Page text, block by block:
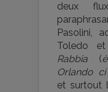
deux
Pasolini,
Toledo
Rabbia (
Orlando
et surtout